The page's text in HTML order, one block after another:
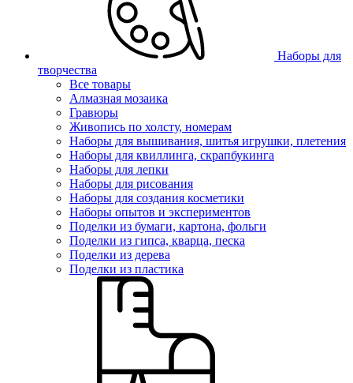
Наборы для
творчества
Все товары
Алмазная мозаика
Гравюры
Живопись по холсту, номерам
Наборы для вышивания, шитья игрушки, плетения
Наборы для квиллинга, скрапбукинга
Наборы для лепки
Наборы для рисования
Наборы для создания косметики
Наборы опытов и экспериментов
Поделки из бумаги, картона, фольги
Поделки из гипса, кварца, песка
Поделки из дерева
Поделки из пластика